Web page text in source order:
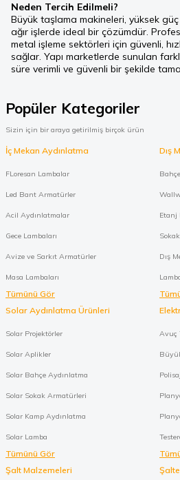
Neden Tercih Edilmeli?
Büyük taşlama makineleri, yüksek güç
ağır işlerde ideal bir çözümdür.
metal işleme sektörleri için güvenli,
sağlar. Yapı marketlerde sunulan
süre verimli ve güvenli bir şekilde
Popüler Kategoriler
Sizin için bir araya getirilmiş birçok ürün
İç Mekan Aydınlatma
FLoresan Lambalar
Led Bant Armatürler
Acil Aydınlatmalar
Gece Lambaları
Avize ve Sarkıt Armatürler
Masa Lambaları
Tümünü Gör
Dış
Etanj
Dış
Solar Aydınlatma Ürünleri
Solar Projektörler
Solar Aplikler
Solar Bahçe Aydınlatma
Solar Sokak Armatürleri
Solar Kamp Aydınlatma
Solar Lamba
Tümünü Gör
Avuç
Şalt Malzemeleri